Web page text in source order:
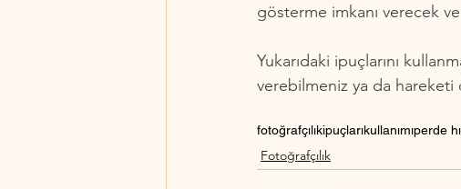
gösterme imkanı verecek
Yukarıdaki ipuçlarını
verebilmeniz ya da
fotoğrafçılıkipuçlarıkullanımıperde
Fotoğrafçılık